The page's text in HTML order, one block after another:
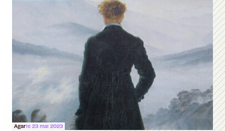
Agarle 23 mai 2023